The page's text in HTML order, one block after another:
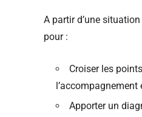
A partir d’une
pour :
Croiser les
Apporter un